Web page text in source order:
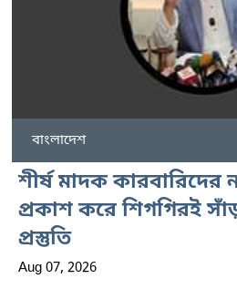
বাংলাদেশ
শীর্ষ মাদক কারবারিদের
প্রকাশ করে শিগগিরই
প্রস্তুতি
Aug 07, 2026